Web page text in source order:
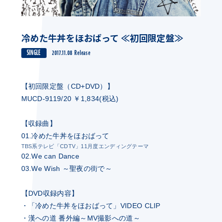
冷めた牛丼をほおばって ≪初回限定盤≫
SINGLE 2017.11.08 Release
【初回限定盤（CD+DVD）】
MUCD-9119/20 ￥1,834(税込)
【収録曲】
01.冷めた牛丼をほおばって
TBS系テレビ「CDTV」11月度エンディングテーマ
02.We can Dance
03.We Wish ～聖夜の街で～
【DVD収録内容】
・「冷めた牛丼をほおばって」VIDEO CLIP
・漢への道 番外編～MV撮影への道～